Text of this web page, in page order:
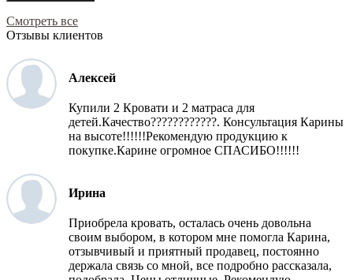
Смотреть все
Отзывы клиентов
Алексей
Купили 2 Кровати и 2 матраса для
детей.Качество????????????. Консультация Карины
на высоте!!!!!!Рекомендую продукцию к
покупке.Карине огромное СПАСИБО!!!!!!
Ирина
Приобрела кровать, осталась очень довольна
своим выбором, в котором мне помогла Карина,
отзывчивый и приятный продавец, постоянно
держала связь со мной, все подробно рассказала,